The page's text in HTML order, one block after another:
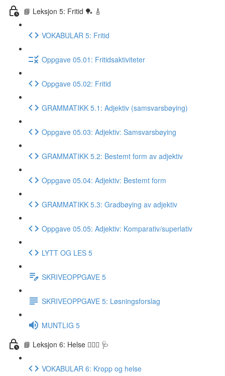
📘 Leksjon 5: Fritid 🏓 🎸
VOKABULAR 5: Fritid
Oppgave 05.01: Fritidsaktiviteter
Oppgave 05.02: Fritid
GRAMMATIKK 5.1: Adjektiv (samsvarsbøying)
Oppgave 05.03: Adjektiv: Samsvarsbøying
GRAMMATIKK 5.2: Bestemt form av adjektiv
Oppgave 05.04: Adjektiv: Bestemt form
GRAMMATIKK 5.3: Gradbøying av adjektiv
Oppgave 05.05: Adjektiv: Komparativ/superlativ
LYTT OG LES 5
SKRIVEOPPGAVE 5
SKRIVEOPPGAVE 5: Løsningsforslag
MUNTLIG 5
📘 Leksjon 6: Helse 🏃🏻‍♀️ 🩺
VOKABULAR 6: Kropp og helse